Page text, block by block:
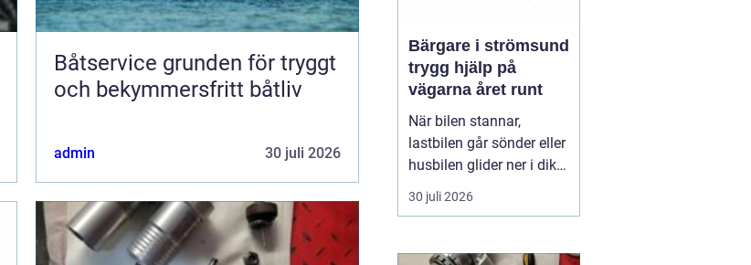
Båtservice grunden för tryggt
och bekymmersfritt båtliv
admin 30 juli 2026
Bärgare i strömsund
trygg hjälp på
vägarna året runt
När bilen stannar,
lastbilen går sönder eller
husbilen glider ner i diket
är behovet enkelt: snabb,
trygg och lugn hjälp på
de omgivande delarna
30 juli 2026